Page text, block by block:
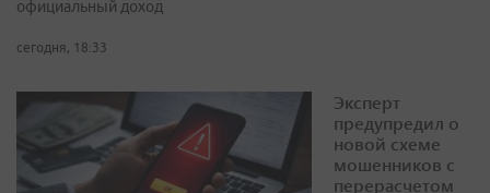
официальный доход
сегодня, 18:33
Эксперт
предупредил о
новой схеме
мошенников с
перерасчетом